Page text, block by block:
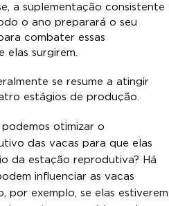
a suplementação consistente
o ano preparará o seu
combater essas
elas surgirem.
se resume a atingir
estágios de produção.
otimizar o
das vacas para que elas
da estação reprodutiva? Há
influenciar as vacas
por exemplo, se elas estiverem